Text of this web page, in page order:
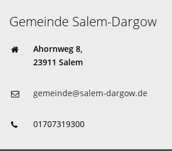
Gemeinde Salem-Dargow
Ahornweg 8,
23911 Salem
gemeinde@salem-dargow.de
01707319300